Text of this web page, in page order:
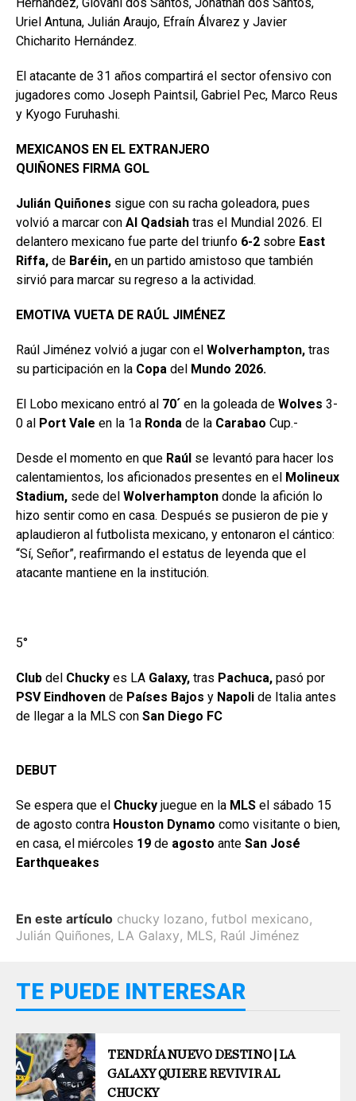
Uriel Antuna, Julián Araujo, Efraín Álvarez y Javier
Chicharito Hernández.
El atacante de 31 años compartirá el sector ofensivo con
jugadores como Joseph Paintsil, Gabriel Pec, Marco Reus
y Kyogo Furuhashi.
MEXICANOS EN EL EXTRANJERO
QUIÑONES FIRMA GOL
Julián Quiñones sigue con su racha goleadora, pues
volvió a marcar con Al Qadsiah tras el Mundial 2026. El
delantero mexicano fue parte del triunfo 6-2 sobre East
Riffa, de Baréin, en un partido amistoso que también
sirvió para marcar su regreso a la actividad.
EMOTIVA VUETA DE RAÚL JIMÉNEZ
Raúl Jiménez volvió a jugar con el Wolverhampton, tras
su participación en la Copa del Mundo 2026.
El Lobo mexicano entró al 70´ en la goleada de Wolves 3-
0 al Port Vale en la 1a Ronda de la Carabao Cup.-
Desde el momento en que Raúl se levantó para hacer los
calentamientos, los aficionados presentes en el Molineux
Stadium, sede del Wolverhampton donde la afición lo
hizo sentir como en casa. Después se pusieron de pie y
aplaudieron al futbolista mexicano, y entonaron el cántico:
“Sí, Señor”, reafirmando el estatus de leyenda que el
atacante mantiene en la institución.
5°
Club del Chucky es LA Galaxy, tras Pachuca, pasó por
PSV Eindhoven de Países Bajos y Napoli de Italia antes
de llegar a la MLS con San Diego FC
DEBUT
Se espera que el Chucky juegue en la MLS el sábado 15
de agosto contra Houston Dynamo como visitante o bien,
en casa, el miércoles 19 de agosto ante San José
Earthqueakes
En este artículo chucky lozano, futbol mexicano,
Julián Quiñones, LA Galaxy, MLS, Raúl Jiménez
TE PUEDE INTERESAR
TENDRÍA NUEVO DESTINO | LA
GALAXY QUIERE REVIVIR AL
CHUCKY